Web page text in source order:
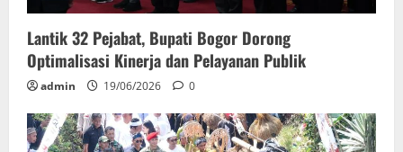
Lantik 32 Pejabat, Bupati Bogor Dorong
Optimalisasi Kinerja dan Pelayanan Publik
admin 19/06/2026 0